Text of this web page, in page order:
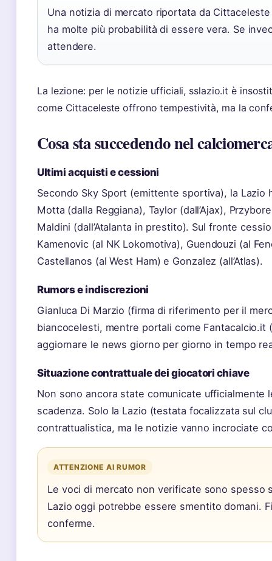
Una notizia di mercato riportata da
ha molte più probabilità di essere vera. Se
attendere.
La lezione: per le notizie ufficiali, sslazio.it è
come Cittaceleste offrono tempestività, ma la
Cosa sta succedendo nel
Ultimi acquisti e cessioni
Secondo Sky Sport (emittente sportiva), la
Motta (dalla Reggiana), Taylor (dall’Ajax),
Maldini (dall’Atalanta in prestito). Sul fronte
Kamenovic (al NK Lokomotiva), Guendouzi (al
Castellanos (al West Ham) e Gonzalez (all’Atlas).
Rumors e indiscrezioni
Gianluca Di Marzio (firma di riferimento per il
biancocelesti, mentre portali come Fantacalcio.it
aggiornare le news giorno per giorno in tempo
Situazione contrattuale dei giocatori chiave
Non sono ancora state comunicate
scadenza. Solo la Lazio (testata focalizzata sul
contrattualistica, ma le notizie vanno incrociate
ATTENZIONE AI RUMOR
Le voci di mercato non verificate sono spesso
Lazio oggi potrebbe essere smentito domani.
conferme.